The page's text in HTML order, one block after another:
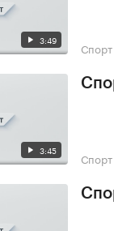
3:49 Спорт
3:45 Спорт